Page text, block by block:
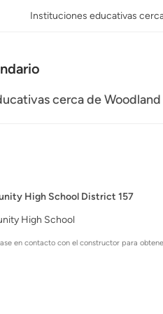
Instituciones educativas
cerca de Woodland
High School District 157
High School
en contacto con el constructor para